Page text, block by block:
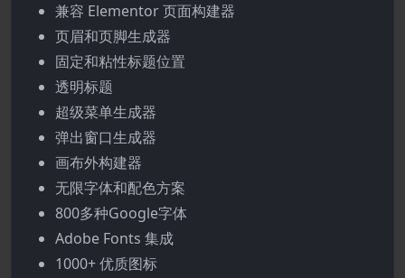
兼容 Elementor 页面构建器
页眉和页脚生成器
固定和粘性标题位置
透明标题
超级菜单生成器
弹出窗口生成器
画布外构建器
无限字体和配色方案
800多种Google字体
Adobe Fonts 集成
1000+ 优质图标